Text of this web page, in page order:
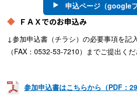
申込ページ（googleフ
ＦＡＸでのお申込み
↓参加申込書（チラシ）の必要事項を記
（FAX：0532-53-7210）までご提出くだ
参加申込書はこちらから（PDF：